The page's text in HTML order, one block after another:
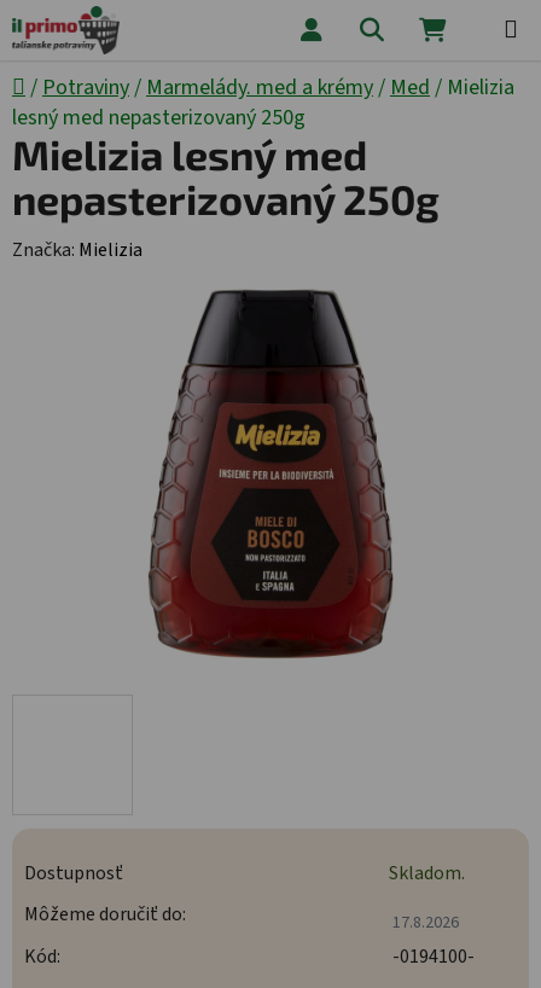
Prejsť na obsah Hľadať
Domov
/ Potraviny/ Marmelády. med a krémy/ Med / Mielizia
lesný med nepasterizovaný 250g
Dostupnosť
Skladom.
Môžeme doručiť do:
17.8.2026
Kód: -0194100-
Mielizia lesný med
nepasterizovaný 250g
Značka: Mielizia